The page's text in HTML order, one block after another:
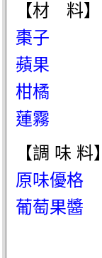
【材 料】
棗子
蘋果
柑橘
蓮霧
【調 味 料】
原味優格
葡萄果醬